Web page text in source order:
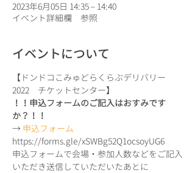
2023年6月05日 14:35 – 14:40
イベント詳細欄 参照
イベントについて
【ドンドコこみゅどらくらぶデリバリー
2022　チケットセンター】
！！申込フォームのご記入はおすみです
か？！！
→ 申込フォーム
https://forms.gle/xSWBg52Q1ocsoyUG6
申込フォームで会場・参加人数などをご記入
いただき送信していただいたあとに